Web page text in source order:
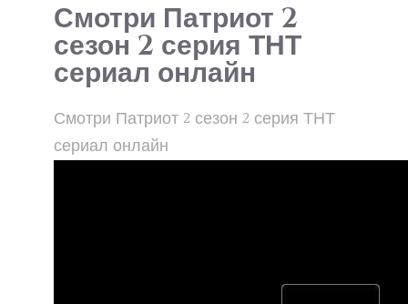
Смотри Патриот 2
сезон 2 серия ТНТ
сериал онлайн
Смотри Патриот 2 сезон 2 серия ТНТ
сериал онлайн